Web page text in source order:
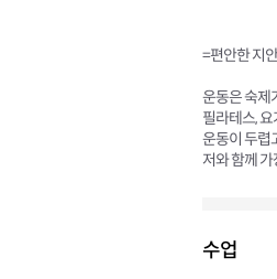
=편안한 지
운동은 숙제
필라테스,
운동이 두렵
저와 함께
수업